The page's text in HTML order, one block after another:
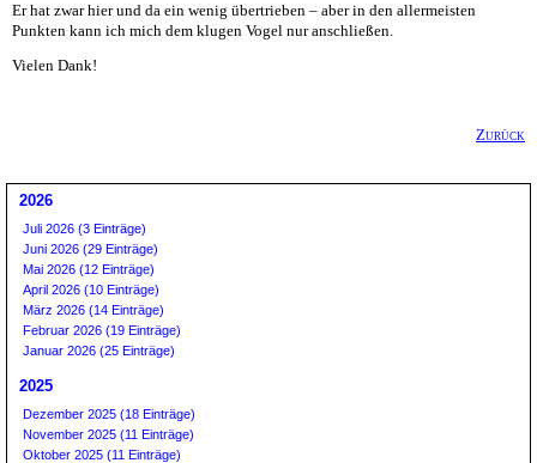
Er hat zwar hier und da ein wenig übertrieben – aber in den allermeisten
Punkten kann ich mich dem klugen Vogel nur anschließen.
Vielen Dank!
Zurück
2026
Juli 2026 (3 Einträge)
Juni 2026 (29 Einträge)
Mai 2026 (12 Einträge)
April 2026 (10 Einträge)
März 2026 (14 Einträge)
Februar 2026 (19 Einträge)
Januar 2026 (25 Einträge)
2025
Dezember 2025 (18 Einträge)
November 2025 (11 Einträge)
Oktober 2025 (11 Einträge)